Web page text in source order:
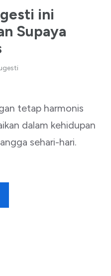
ini
Supaya
tetap harmonis
dalam kehidupan
sehari-hari.